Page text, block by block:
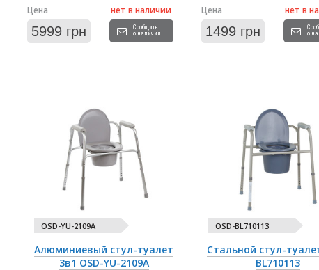
нет в наличии
Сообщить
о наличии
Цена
5999 грн
нет в
о
Цена
1499 грн
OSD-YU-2109A
Алюминиевый стул-туалет
3в1 OSD-YU-2109A
OSD-BL710113
Стальной стул-
BL710113